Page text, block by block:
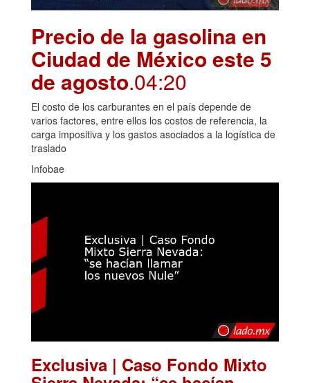
Precio de la gasolina en
Ciudad de México este 5
de agosto.04:20
El costo de los carburantes en el país depende de
varios factores, entre ellos los costos de referencia, la
carga impositiva y los gastos asociados a la logística de
traslado
Infobae
Exclusiva | Caso Fondo Mixto